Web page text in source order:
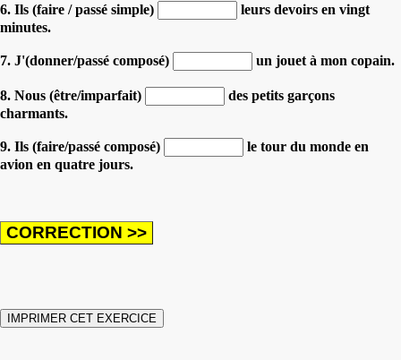
6. Ils (faire / passé simple)
leurs devoirs en vingt
minutes.
7. J'(donner/passé composé) un jouet à mon copain.
8. Nous (être/imparfait)
des petits garçons
charmants.
9. Ils (faire/passé composé)
le tour du monde en
avion en quatre jours.